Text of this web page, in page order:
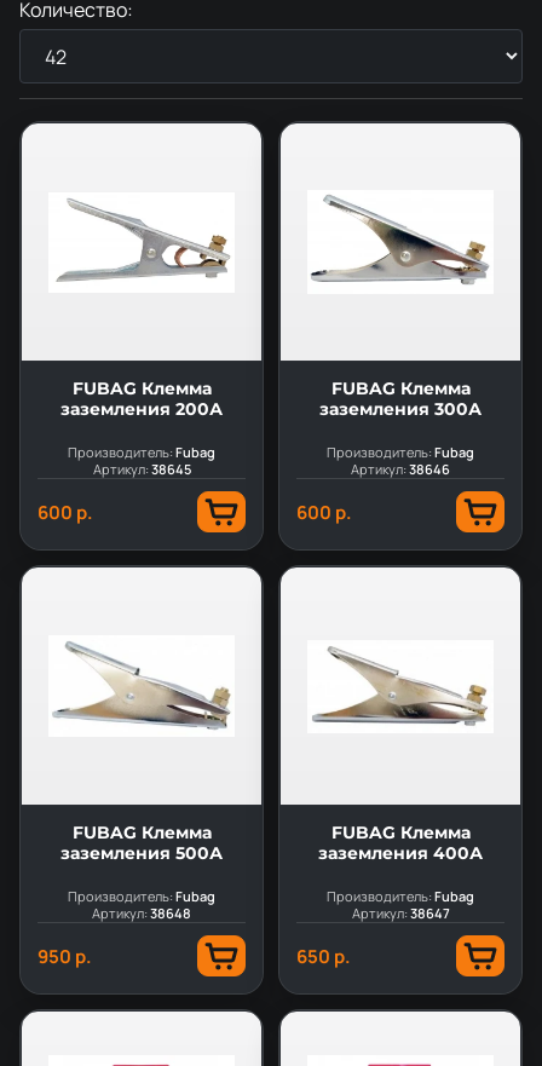
Количество:
FUBAG Клемма
заземления 200А
Производитель:Fubag
Артикул:38645
600 р.
FUBAG Клемма
заземления 300А
Производитель:Fubag
Артикул:38646
600 р.
FUBAG Клемма
заземления 500А
Производитель:Fubag
Артикул:38648
950 р.
FUBAG Клемма
заземления 400А
Производитель:Fubag
Артикул:38647
650 р.